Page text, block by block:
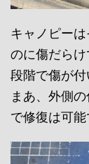
キャノピー
のに傷だら
段階で傷が付
まあ、外側
で修復は可能